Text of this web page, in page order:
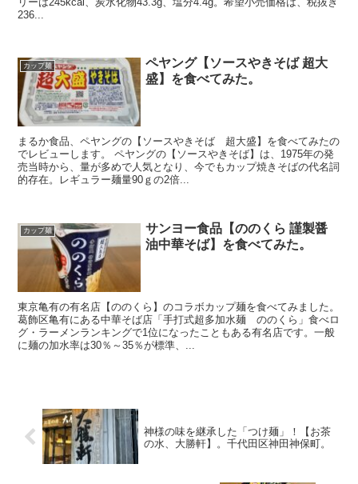
236...
カップ麺
ペヤング【ソースやきそば 超大
盛】を食べてみた。
まるか食品、ペヤングの【ソースやきそば 超大盛】を食べてみたの
でレビューします。 ペヤングの【ソースやきそば】は、1975年の発
売当時から、量が多めで人気となり、今でもカップ焼きそばの代名詞
的存在。レギュラー麺量90ｇの2倍...
カップ麺
サンヨー食品【ののくら 謹製醤
油中華そば】を食べてみた。
東京亀有の有名店【ののくら】のコラボカップ麺を食べてみました。
葛飾区亀有にある中華そば店「手打式超多加水麺 ののくら」食べロ
グ・ラーメンランキングで1位になったこともある有名店です。一般
に麺の加水率は30％～35％が標準、...
神様の味を継承した「つけ麺」！【お茶
の水、大勝軒】。千代田区神田神保町。